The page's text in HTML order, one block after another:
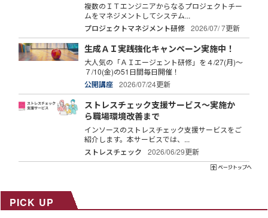
複数のＩＴエンジニアからなるプロジェクトチー
ムをマネジメントしてシステム...
プロジェクトマネジメント研修
2026/07/ 7更新
生成ＡＩ実践強化キャンペーン実施中！
大人気の「ＡＩエージェント研修」を４/27(月)～
７/10(金)の51日間毎日開催！
公開講座
2026/07/24更新
ストレスチェック支援サービス～実施か
ら職場環境改善まで
インソースのストレスチェック支援サービスをご
紹介します。本サービスでは、...
ストレスチェック
2026/06/29更新
PICK UP